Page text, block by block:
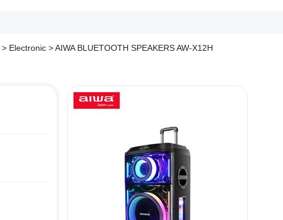
> Electronic >AIWA BLUETOOTH SPEAKERS AW-X12H